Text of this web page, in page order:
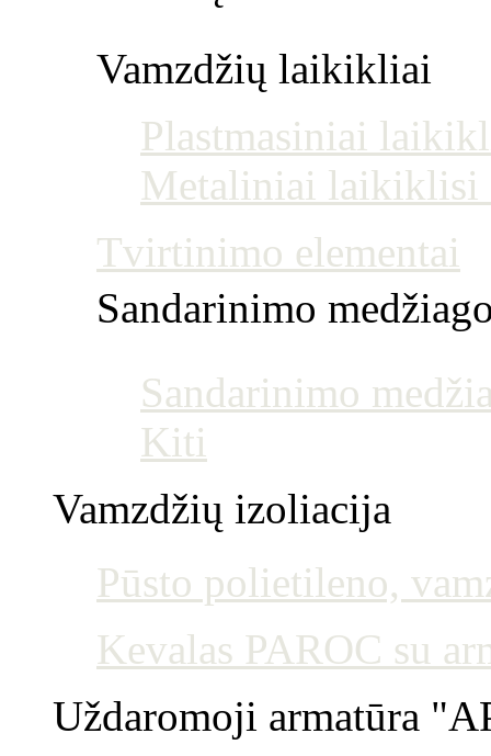
Vamzdžių laikikliai
Plastmasiniai
Metaliniai laikiklisi
Tvirtinimo elementai
Sandarinimo
Sandarinimo
Kiti
Vamzdžių izoliacija
Pūsto polietileno,
Kevalas PAROC su
Uždaromoji armatūra